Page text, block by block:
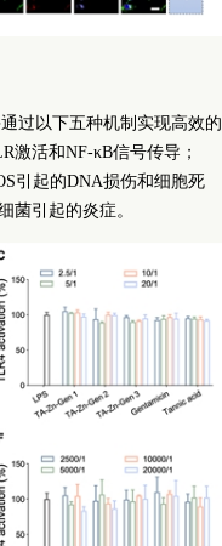
过以下五种机制实现高效的
激活和NF-κB信号传导；
引起的DNA损伤和细胞死
菌引起的炎症。